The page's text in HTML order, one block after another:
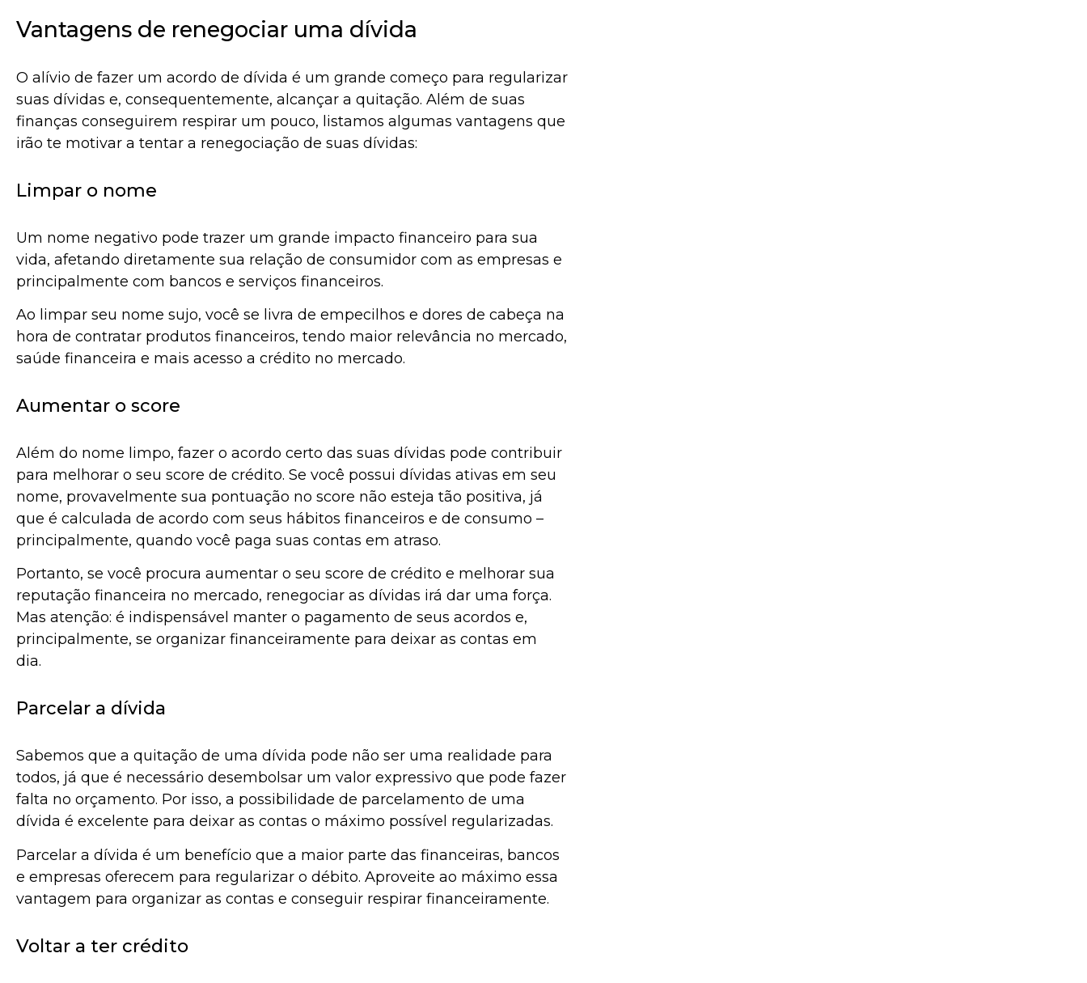
Vantagens de renegociar uma dívida
O alívio de fazer um acordo de dívida é um grande começo para regularizar
suas dívidas e, consequentemente, alcançar a quitação. Além de suas
finanças conseguirem respirar um pouco, listamos algumas vantagens que
irão te motivar a tentar a renegociação de suas dívidas:
Limpar o nome
Um nome negativo pode trazer um grande impacto financeiro para sua
vida, afetando diretamente sua relação de consumidor com as empresas e
principalmente com bancos e serviços financeiros.
Ao limpar seu nome sujo, você se livra de empecilhos e dores de cabeça na
hora de contratar produtos financeiros, tendo maior relevância no mercado,
saúde financeira e mais acesso a crédito no mercado.
Aumentar o score
Além do nome limpo, fazer o acordo certo das suas dívidas pode contribuir
para melhorar o seu score de crédito. Se você possui dívidas ativas em seu
nome, provavelmente sua pontuação no score não esteja tão positiva, já
que é calculada de acordo com seus hábitos financeiros e de consumo –
principalmente, quando você paga suas contas em atraso.
Portanto, se você procura aumentar o seu score de crédito e melhorar sua
reputação financeira no mercado, renegociar as dívidas irá dar uma força.
Mas atenção: é indispensável manter o pagamento de seus acordos e,
principalmente, se organizar financeiramente para deixar as contas em
dia.
Parcelar a dívida
Sabemos que a quitação de uma dívida pode não ser uma realidade para
todos, já que é necessário desembolsar um valor expressivo que pode fazer
falta no orçamento. Por isso, a possibilidade de parcelamento de uma
dívida é excelente para deixar as contas o máximo possível regularizadas.
Parcelar a dívida é um benefício que a maior parte das financeiras, bancos
e empresas oferecem para regularizar o débito. Aproveite ao máximo essa
vantagem para organizar as contas e conseguir respirar financeiramente.
Voltar a ter crédito